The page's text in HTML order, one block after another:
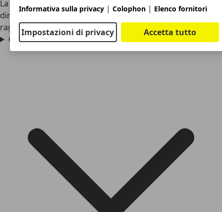
La Plymouth Road Runner è un’auto che ha variato
dimensioni nel corso delle generazioni, la prima versione
raggiungeva ben 5,14 metri di lunghezza.
Che motori monta la Plymouth Road Runner?
Informativa sulla privacy | Colophon | Elenco fornitori
Impostazioni di privacy Accetta tutto